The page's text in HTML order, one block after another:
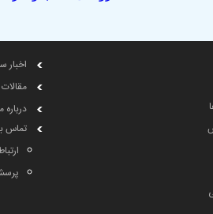
اخبار
درباره
تماس